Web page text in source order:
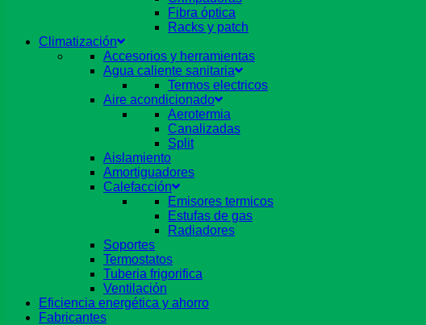
Fibra óptica
Racks y patch
Climatización
Accesorios y herramientas
Agua caliente sanitaria
Termos electricos
Aire acondicionado
Aerotermia
Canalizadas
Split
Aislamiento
Amortiguadores
Calefacción
Emisores termicos
Estufas de gas
Radiadores
Soportes
Termostatos
Tuberia frigorifica
Ventilación
Eficiencia energética y ahorro
Fabricantes